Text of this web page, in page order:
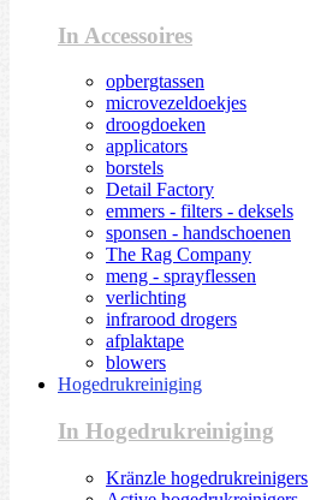
In Accessoires
opbergtassen
microvezeldoekjes
droogdoeken
applicators
borstels
Detail Factory
emmers - filters - deksels
sponsen - handschoenen
The Rag Company
meng - sprayflessen
verlichting
infrarood drogers
afplaktape
blowers
Hogedrukreiniging
In Hogedrukreiniging
Kränzle hogedrukreinigers